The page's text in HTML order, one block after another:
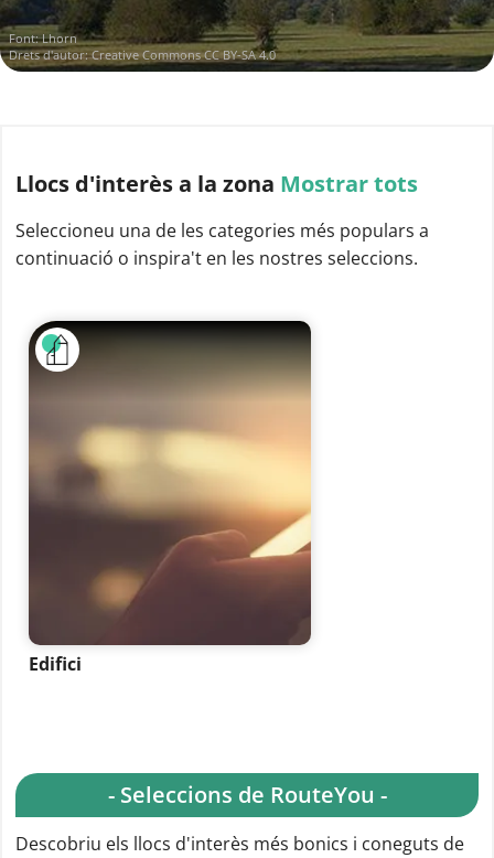
Font:Lhorn
Drets d'autor:Creative Commons CC BY-SA 4.0
Llocs d'interèsa la zona Mostrar tots
Seleccioneu una de les categories més populars a
continuació o inspira't en les nostres seleccions.
Edifici
- Seleccions de RouteYou -
Descobriu els llocs d'interès més bonics i coneguts de